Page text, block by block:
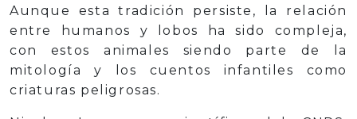
Aunque esta tradición persiste, la relación
entre humanos y lobos ha sido compleja,
con estos animales siendo parte de la
mitología y los cuentos infantiles como
criaturas peligrosas.